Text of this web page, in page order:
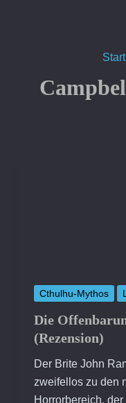
Cthulhu-Mythos
Die
(Rezension)
Der Brite John
zweifellos zu den
Horrorbereich,